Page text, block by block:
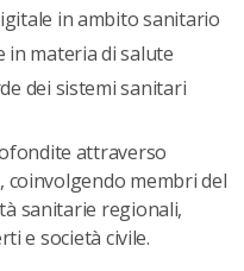
in ambito sanitario
materia di salute
dei sistemi sanitari
attraverso
membri del
sanitarie regionali,
e società civile.